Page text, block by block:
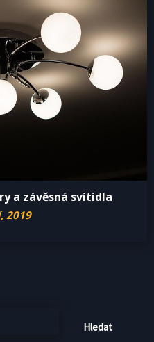
a závěsná svítidla
2019
Hledat